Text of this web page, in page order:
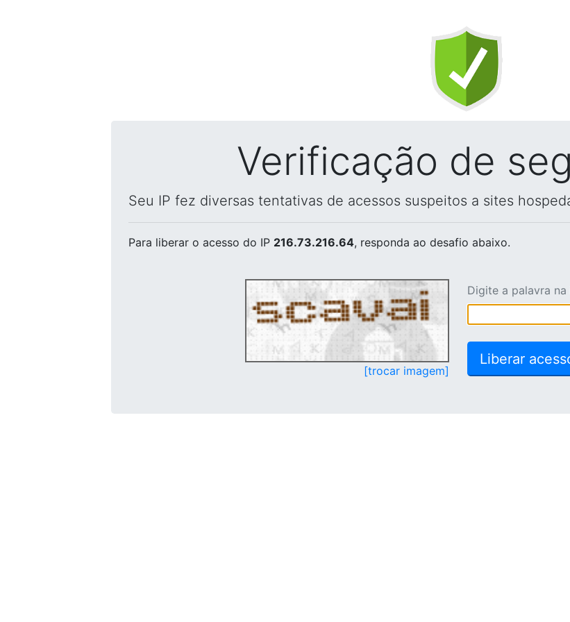
Verificação de
Seu IP fez diversas tentativas de acessos suspeitos a sites
Para liberar o acesso do IP 216.73.216.64, responda ao desafio abaixo.
[trocar imagem]
Digite a palavra